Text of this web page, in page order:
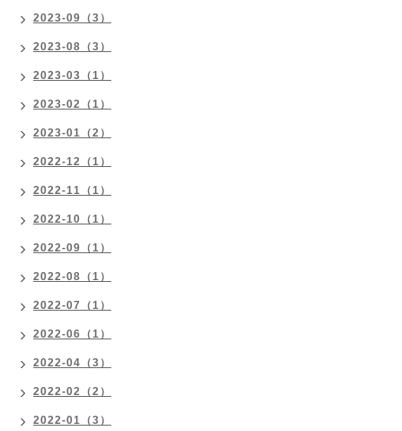
2023-09（3）
2023-08（3）
2023-03（1）
2023-02（1）
2023-01（2）
2022-12（1）
2022-11（1）
2022-10（1）
2022-09（1）
2022-08（1）
2022-07（1）
2022-06（1）
2022-04（3）
2022-02（2）
2022-01（3）